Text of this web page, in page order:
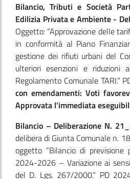
Bilancio, Tributi e Società
Edilizia Privata e Ambiente -
Oggetto: “Approvazione delle
in conformità al Piano
gestione dei rifiuti urbani del
ulteriori esenzioni e riduzioni
Regolamento Comunale TARI.”
con emendamenti: Voti
Approvata l’immediata
Bilancio – Deliberazione N.
delibera di Giunta Comunale n.
oggetto “Bilancio di previsione
2024-2026 – Variazione ai
del D. Lgs. 267/2000.” PD